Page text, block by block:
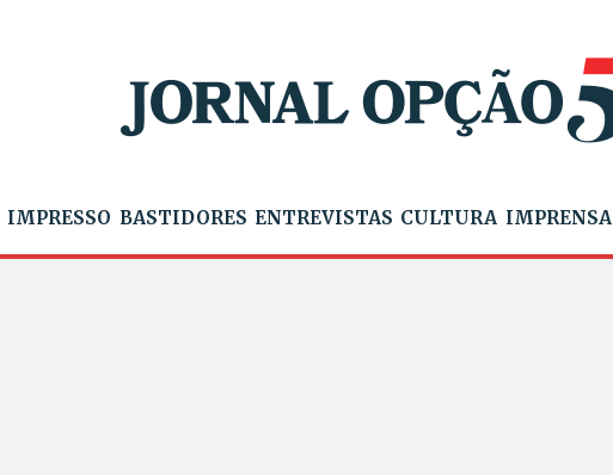
IMPRESSO BASTIDORES ENTREVISTAS CULTURA IMPRENSA